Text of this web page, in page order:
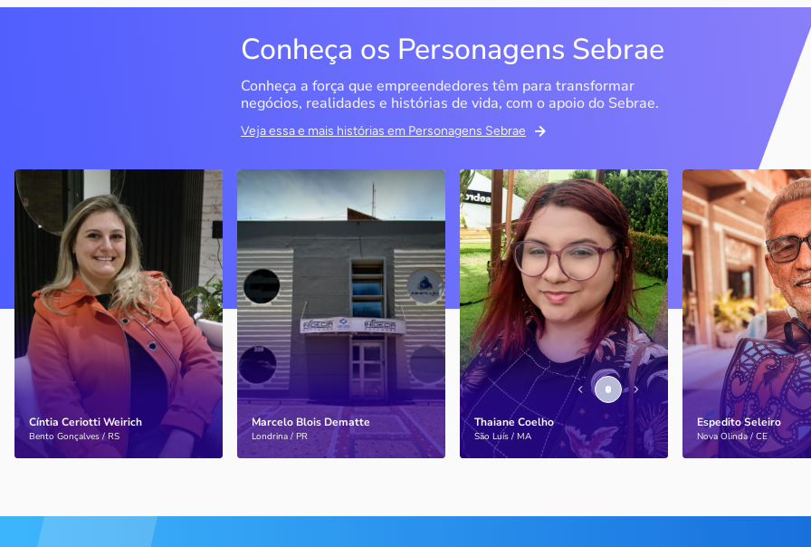
Conheça os Personagens Sebrae
Conheça a força que empreendedores têm para transformar
negócios, realidades e histórias de vida, com o apoio do Sebrae.
Veja essa e mais histórias em Personagens Sebrae
Cíntia Ceriotti Weirich
Bento Gonçalves / RS
Delucci
Bento Gonçalves / RS
Sem saber muito sobre
empreendedorismo, o casal
contou com o Sebrae para
aprender tudo sobre o
assunto, colocar o negócio
nos eixos e ainda abrir uma
nova empresa
Saiba mais
Marcelo Blois Dematte
Londrina / PR
Infoecia Software
Ltda
Londrina / PR
Com mais de 20 anos de
mercado, o empresário
contou com o Sebrae para o
crescimento do negócio
Saiba mais
Thaiane Coelho
São Luís / MA
Memória Ancestral
São Luís / MA
Ao lado da irmã e com o
apoio do Sebrae, a Memória
Ancestral utiliza inteligência
artificial com o objetivo de
melhorar a qualidade de vida
de pessoas com a doença
Saiba mais
Espedito Seleiro
Nova Olinda / CE
Espedito
Nova Olinda / CE
Peças criadas
cearense já foram
apresentadas em
novelas, desfiles
até em exposições
internacionais
Saiba mais